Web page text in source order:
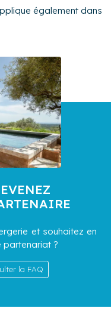
également dans
et souhaitez en
partenariat ?
la FAQ